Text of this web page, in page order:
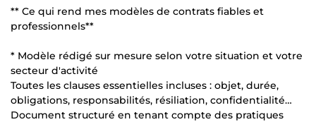
** Ce qui rend mes modèles de contrats fiables et
professionnels**
* Modèle rédigé sur mesure selon votre situation et votre
secteur d'activité
Toutes les clauses essentielles incluses : objet, durée,
obligations, responsabilités, résiliation, confidentialité…
Document structuré en tenant compte des pratiques